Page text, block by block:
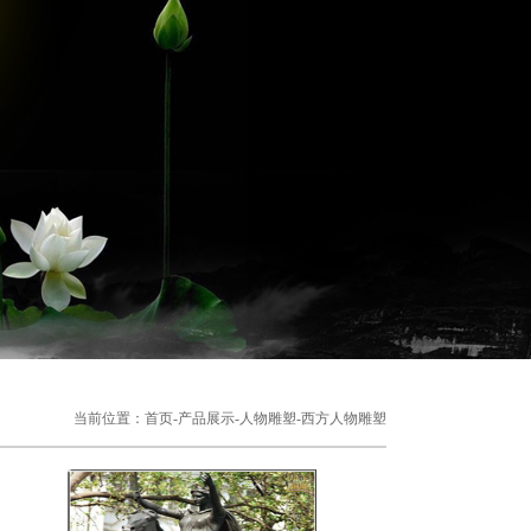
当前位置： 首页-产品展示-人物雕塑-西方人物雕塑